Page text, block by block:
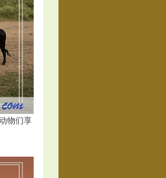
物们享